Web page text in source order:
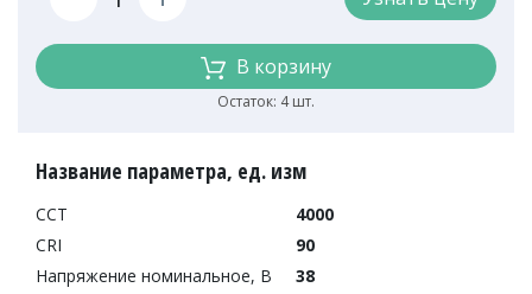
В корзину
Остаток: 4 шт.
Название параметра, ед. изм
CCT
4000
CRI
90
Напряжение номинальное, В
38